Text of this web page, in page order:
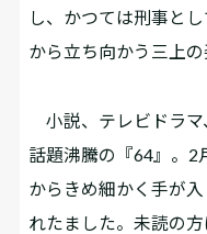
し、かつては刑事と
から立ち向かう三上の
小説、テレビドラマ
話題沸騰の『64』。2
からきめ細かく手が
れたました。未読の方